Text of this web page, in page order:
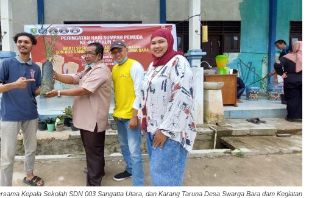
Kepala Sekolah SDN 003 Sangatta Utara, dan Karang Taruna Desa Swarga Bara dam Kegiatan